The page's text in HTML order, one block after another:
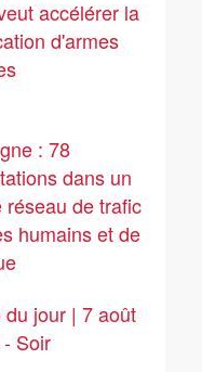
accélérer la
d'armes
: 78
dans un
réseau de trafic
humains et de
du jour | 7 août
Soir